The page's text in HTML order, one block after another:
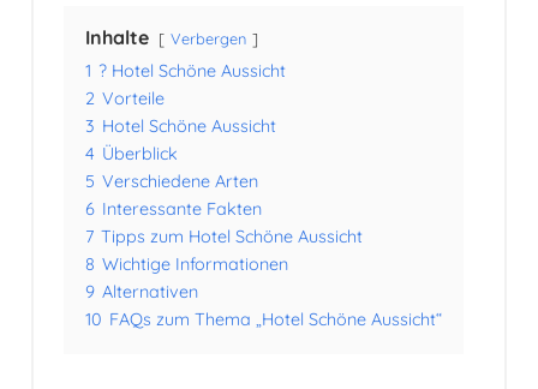
Inhalte Verbergen
1 ? Hotel Schöne Aussicht
2 Vorteile
3 Hotel Schöne Aussicht
4 Überblick
5 Verschiedene Arten
6 Interessante Fakten
7 Tipps zum Hotel Schöne Aussicht
8 Wichtige Informationen
9 Alternativen
10 FAQs zum Thema „Hotel Schöne Aussicht“